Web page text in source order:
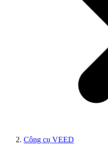
Công cụ VEED